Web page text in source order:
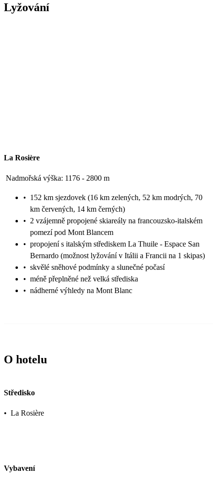
Lyžování
La Rosière
Nadmořská výška: 1176 - 2800 m
• 152 km sjezdovek (16 km zelených, 52 km modrých, 70
km červených, 14 km černých)
• 2 vzájemně propojené skiareály na francouzsko-italském
pomezí pod Mont Blancem
• propojení s italským střediskem La Thuile - Espace San
Bernardo (možnost lyžování v Itálii a Francii na 1 skipas)
• skvělé sněhové podmínky a slunečné počasí
• méně přeplněné než velká střediska
• nádherné výhledy na Mont Blanc
O hotelu
Středisko
• La Rosière
Vybavení